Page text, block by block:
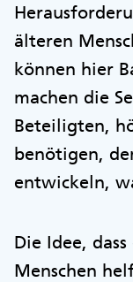
älteren
können hier
machen die
Beteiligten,
benötigen,
entwickeln,
Die Idee,
Menschen